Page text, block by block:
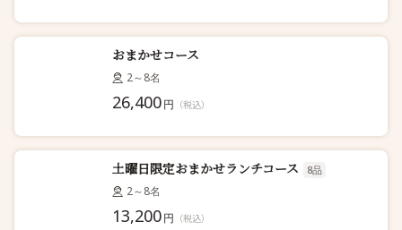
おまかせコース
2～8名
26,400円 （税込）
土曜日限定おまかせランチコース 8品
2～8名
13,200円 （税込）